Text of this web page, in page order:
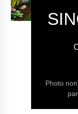
Photo